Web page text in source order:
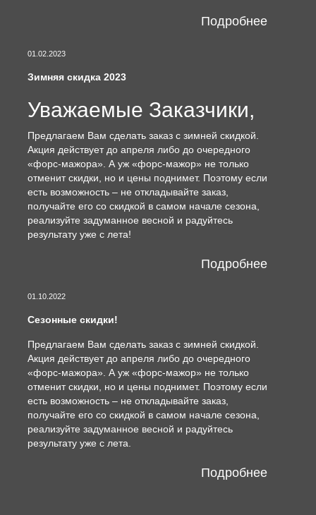
Подробнее
01.02.2023
Зимняя скидка 2023
Уважаемые Заказчики,
Предлагаем Вам сделать заказ с зимней скидкой.
Акция действует до апреля либо до очередного
«форс-мажора». А уж «форс-мажор» не только
отменит скидки, но и цены поднимет. Поэтому если
есть возможность – не откладывайте заказ,
получайте его со скидкой в самом начале сезона,
реализуйте задуманное весной и радуйтесь
результату уже с лета!
Подробнее
01.10.2022
Сезонные скидки!
Предлагаем Вам сделать заказ с зимней скидкой.
Акция действует до апреля либо до очередного
«форс-мажора». А уж «форс-мажор» не только
отменит скидки, но и цены поднимет. Поэтому если
есть возможность – не откладывайте заказ,
получайте его со скидкой в самом начале сезона,
реализуйте задуманное весной и радуйтесь
результату уже с лета.
Подробнее